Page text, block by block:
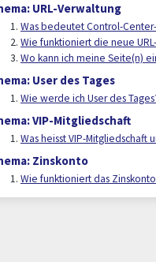
URL-Verwaltung
Was bedeutet Control-
Wie funktioniert die neue
Wo kann ich meine Seite(n)
User des Tages
Wie werde ich User des
VIP-Mitgliedschaft
Was heisst VIP-
Zinskonto
Wie funktioniert das